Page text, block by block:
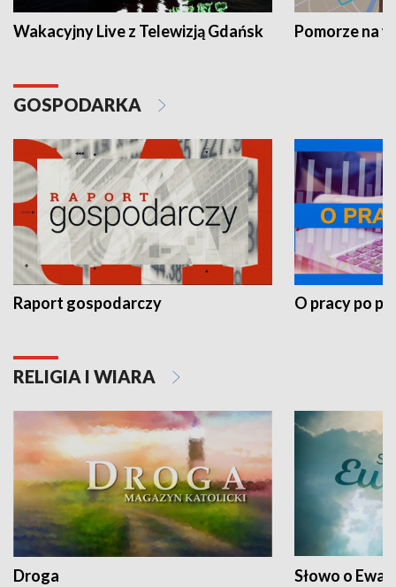
Wakacyjny Live z Telewizją Gdańsk Pomorze na
GOSPODARKA
Raport gospodarczy O pracy po
RELIGIA I WIARA
Droga Słowo o